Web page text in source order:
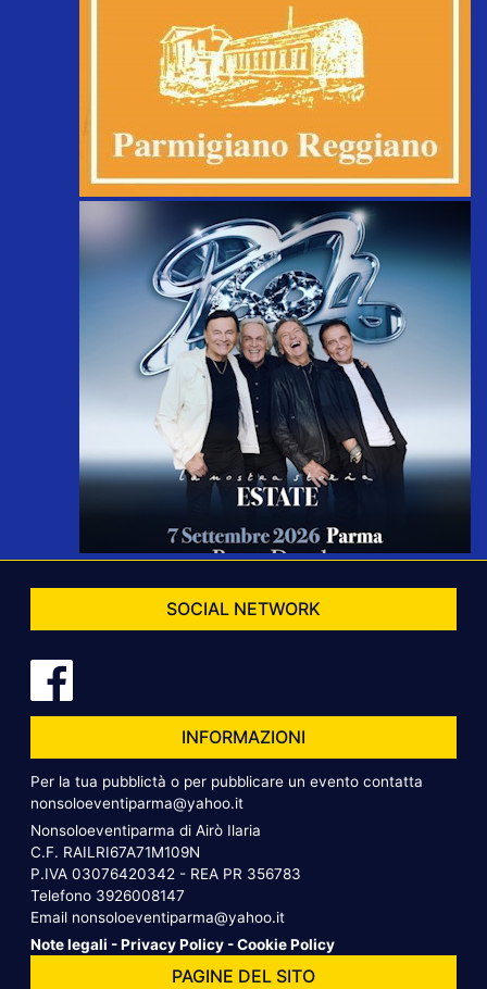
SOCIAL NETWORK
INFORMAZIONI
Per la tua pubblictà o per pubblicare un evento contatta
nonsoloeventiparma@yahoo.it
Nonsoloeventiparma di Airò Ilaria
C.F. RAILRI67A71M109N
P.IVA 03076420342 - REA PR 356783
Telefono 3926008147
Email nonsoloeventiparma@yahoo.it
Note legali -Privacy Policy -Cookie Policy
PAGINE DEL SITO